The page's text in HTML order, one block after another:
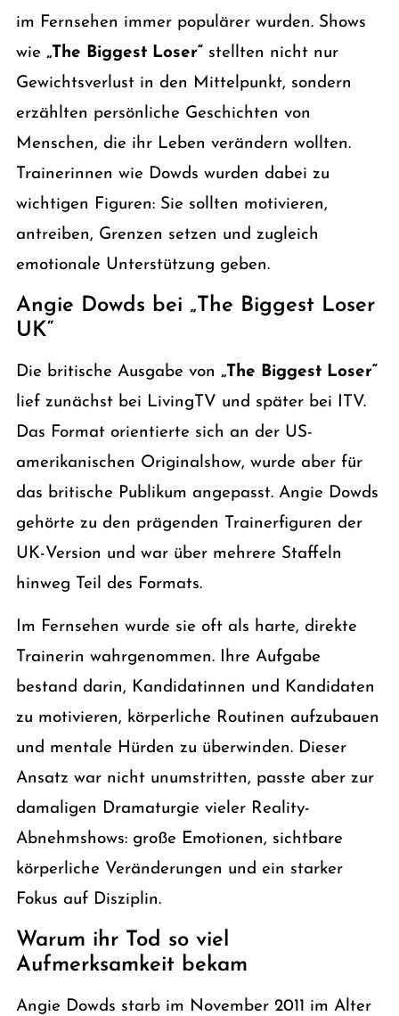
im Fernsehen immer populärer wurden. Shows
wie „The Biggest Loser“ stellten nicht nur
Gewichtsverlust in den Mittelpunkt, sondern
erzählten persönliche Geschichten von
Menschen, die ihr Leben verändern wollten.
Trainerinnen wie Dowds wurden dabei zu
wichtigen Figuren: Sie sollten motivieren,
antreiben, Grenzen setzen und zugleich
emotionale Unterstützung geben.
Angie Dowds bei „The Biggest Loser
UK“
Die britische Ausgabe von „The Biggest Loser“
lief zunächst bei LivingTV und später bei ITV.
Das Format orientierte sich an der US-
amerikanischen Originalshow, wurde aber für
das britische Publikum angepasst. Angie Dowds
gehörte zu den prägenden Trainerfiguren der
UK-Version und war über mehrere Staffeln
hinweg Teil des Formats.
Im Fernsehen wurde sie oft als harte, direkte
Trainerin wahrgenommen. Ihre Aufgabe
bestand darin, Kandidatinnen und Kandidaten
zu motivieren, körperliche Routinen aufzubauen
und mentale Hürden zu überwinden. Dieser
Ansatz war nicht unumstritten, passte aber zur
damaligen Dramaturgie vieler Reality-
Abnehmshows: große Emotionen, sichtbare
körperliche Veränderungen und ein starker
Fokus auf Disziplin.
Warum ihr Tod so viel
Aufmerksamkeit bekam
Angie Dowds starb im November 2011 im Alter